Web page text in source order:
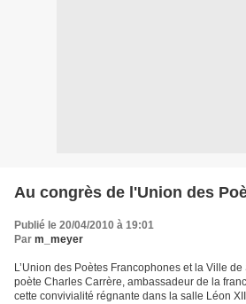
Au congrès de l'Union des
Publié le 20/04/2010 à 19:01
Par m_meyer
L’Union des Poètes Francophones et la Ville
poète Charles Carrère, ambassadeur de la
cette convivialité régnante dans la salle Léon